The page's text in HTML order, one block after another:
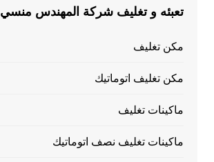
تعبئه و تغليف شركة المهندس منسي
مكن تغليف
مكن تغليف اتوماتيك
ماكينات تغليف
ماكينات تغليف نصف اتوماتيك